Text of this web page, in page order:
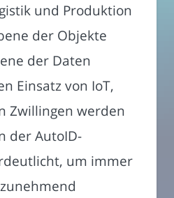
und Produktion
der Objekte
der Daten
Einsatz von IoT,
Zwillingen werden
der AutoID-
um immer